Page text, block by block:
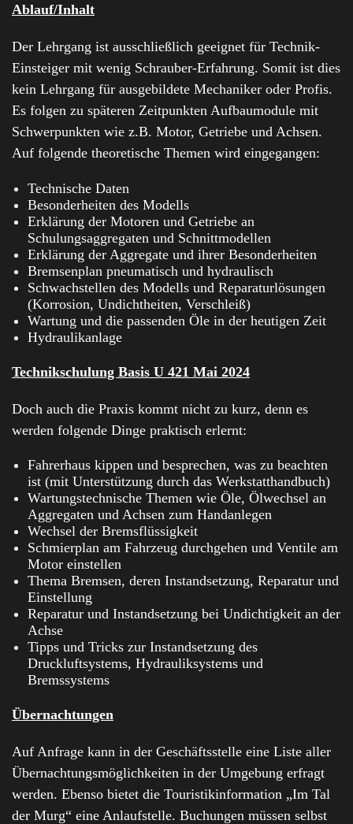
Ablauf/Inhalt
Der Lehrgang ist ausschließlich geeignet für Technik-
Einsteiger mit wenig Schrauber-Erfahrung. Somit ist dies
kein Lehrgang für ausgebildete Mechaniker oder Profis.
Es folgen zu späteren Zeitpunkten Aufbaumodule mit
Schwerpunkten wie z.B. Motor, Getriebe und Achsen.
Auf folgende theoretische Themen wird eingegangen:
Technische Daten
Besonderheiten des Modells
Erklärung der Motoren und Getriebe an
Schulungsaggregaten und Schnittmodellen
Erklärung der Aggregate und ihrer Besonderheiten
Bremsenplan pneumatisch und hydraulisch
Schwachstellen des Modells und Reparaturlösungen
(Korrosion, Undichtheiten, Verschleiß)
Wartung und die passenden Öle in der heutigen Zeit
Hydraulikanlage
Technikschulung Basis U 421 Mai 2024
Doch auch die Praxis kommt nicht zu kurz, denn es
werden folgende Dinge praktisch erlernt:
Fahrerhaus kippen und besprechen, was zu beachten
ist (mit Unterstützung durch das Werkstatthandbuch)
Wartungstechnische Themen wie Öle, Ölwechsel an
Aggregaten und Achsen zum Handanlegen
Wechsel der Bremsflüssigkeit
Schmierplan am Fahrzeug durchgehen und Ventile am
Motor einstellen
Thema Bremsen, deren Instandsetzung, Reparatur und
Einstellung
Reparatur und Instandsetzung bei Undichtigkeit an der
Achse
Tipps und Tricks zur Instandsetzung des
Druckluftsystems, Hydrauliksystems und
Bremssystems
Übernachtungen
Auf Anfrage kann in der Geschäftsstelle eine Liste aller
Übernachtungsmöglichkeiten in der Umgebung erfragt
werden. Ebenso bietet die Touristikinformation „Im Tal
der Murg“ eine Anlaufstelle. Buchungen müssen selbst